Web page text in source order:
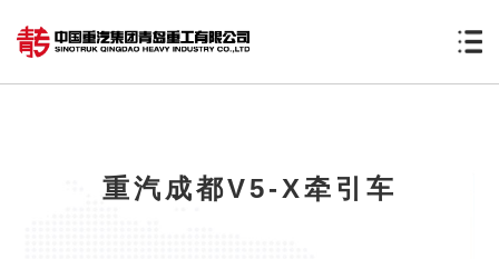
重汽成都V5-X牵引车